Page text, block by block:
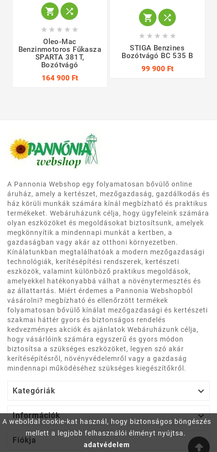
A weboldal cookie-kat használ, hogy biztonságos böngészés
mellett a legjobb felhasználói élményt nyújtsa.
adatvédelem
 
    
Oleo-Mac
Benzinmotoros Fűkasza
SPARTA 381T,
Bozótvágó
164 900 Ft
 
    
STIGA Benzines
Bozótvágó BC 535 B
99 900 Ft
A Pannonia Webshop egy folyamatosan bővülő online
áruház, amely a kertészet, mezőgazdaság, gazdálkodás és
ház körüli munkák számára kínál megbízható és praktikus
termékeket. Webáruházunk célja, hogy ügyfeleink számára
olyan eszközöket és megoldásokat biztosítsunk, amelyek
megkönnyítik a mindennapi munkát a kertben, a
gazdaságban vagy akár az otthoni környezetben.
Kínálatunkban megtalálhatóak a modern mezőgazdasági
technológiák, kerítésépítési rendszerek, kertészeti
eszközök, valamint különböző praktikus megoldások,
amelyekkel hatékonyabbá válhat a növénytermesztés és
az állattartás. Miért érdemes a Pannonia Webshopból
vásárolni? megbízható és ellenőrzött termékek
folyamatosan bővülő kínálat mezőgazdasági és kertészeti
szakmai háttér gyors és biztonságos rendelés
kedvezményes akciók és ajánlatok Webáruházunk célja,
hogy vásárlóink számára egyszerű és gyors módon
biztosítsa a szükséges eszközöket, legyen szó akár
kerítésépítésről, növényvédelemről vagy a gazdaság
mindennapi működéséhez szükséges kiegészítőkről.
Kategóriák 
Információk 
Fiókja 